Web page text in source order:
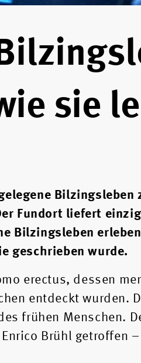
sie
Fundort liefert
Bilzingsleben
geschrieben wurde.
erectus, dessen
entdeckt wurden.
frühen Menschen.
Brühl getroffen